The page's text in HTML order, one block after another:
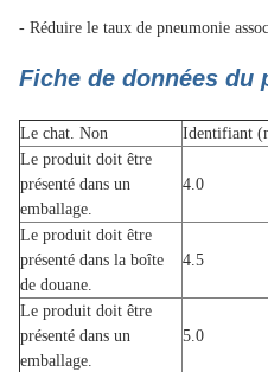
- Réduire le taux de pneumonie
Fiche de données du
Le chat. Non Identifiant
Le produit doit être
présenté dans un
emballage.
4.0
Le produit doit être
présenté dans la boîte
de douane.
4.5
Le produit doit être
présenté dans un
emballage.
5.0